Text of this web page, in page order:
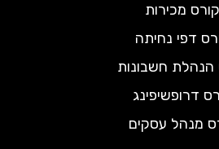
קורס מכירות
דפי נחיתה
הנהלת חשבונות
דרופשיפינג
מנהל עסקים